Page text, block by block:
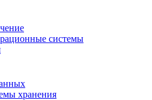
системы
хранения